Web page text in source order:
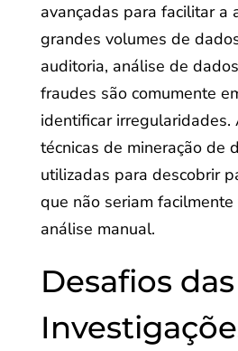
avançadas para facilitar a
grandes volumes de
auditoria, análise de
fraudes são comumente
identificar irregularidades.
técnicas de mineração de
utilizadas para descobrir
que não seriam
análise manual.
Desafios das